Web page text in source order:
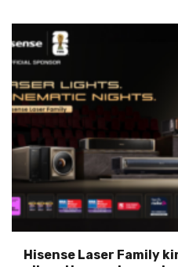
Hisense Laser Family